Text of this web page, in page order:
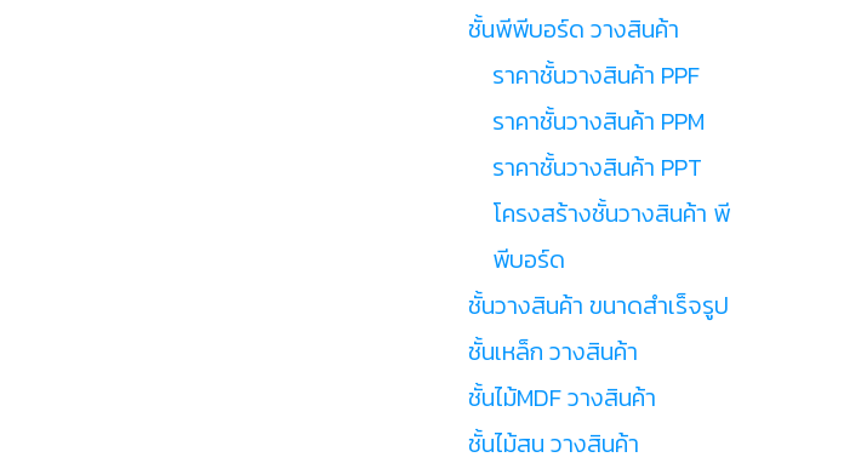
ชั้นพีพีบอร์ด วางสินค้า
ราคาชั้นวางสินค้า PPF
ราคาชั้นวางสินค้า PPM
ราคาชั้นวางสินค้า PPT
โครงสร้างชั้นวางสินค้า พี
พีบอร์ด
ชั้นวางสินค้า ขนาดสำเร็จรูป
ชั้นเหล็ก วางสินค้า
ชั้นไม้MDF วางสินค้า
ชั้นไม้สน วางสินค้า